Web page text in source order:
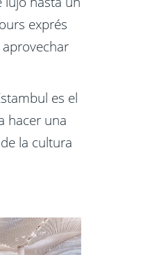
exprés
es el
hacer una
la cultura